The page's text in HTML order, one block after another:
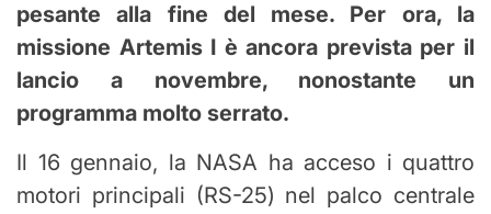
pesante alla fine del mese. Per ora, la
missione Artemis I è ancora prevista per il
lancio a novembre, nonostante un
programma molto serrato.
Il 16 gennaio, la NASA ha acceso i quattro
motori principali (RS-25) nel palco centrale